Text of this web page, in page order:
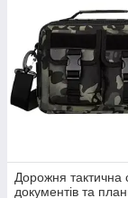
Дорожня тактична
документів та